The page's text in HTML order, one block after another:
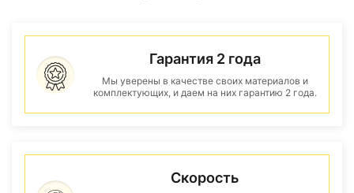
Гарантия 2 года
Мы уверены в качестве своих материалов и
комплектующих, и даем на них гарантию 2 года.
Скорость